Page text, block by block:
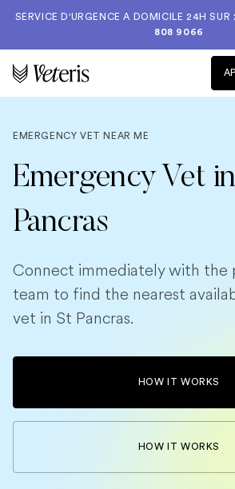
SERVICE D'URGENCE A DOMICILE 24H
808 9066
EMERGENCY VET NEAR ME
Emergency Vet
Pancras
Connect immediately with the
team to find the nearest
vet in St Pancras.
HOW IT WORKS
HOW IT WORKS